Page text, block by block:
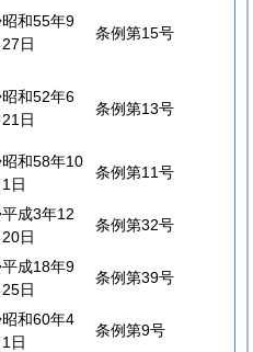
和55年9
27日
条例第15号
和52年6
21日
条例第13号
和58年10
1日
条例第11号
成3年12
20日
条例第32号
成18年9
25日
条例第39号
和60年4
1日
条例第9号